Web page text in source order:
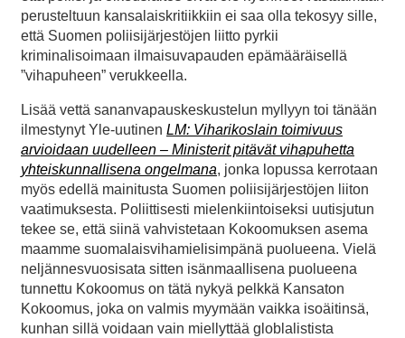
perusteltuun kansalaiskritiikkiin ei saa olla tekosyy sille,
että Suomen poliisijärjestöjen liitto pyrkii
kriminalisoimaan ilmaisuvapauden epämääräisellä
”vihapuheen” verukkeella.
Lisää vettä sananvapauskeskustelun myllyyn toi tänään
ilmestynyt Yle-uutinen LM: Viharikoslain toimivuus
arvioidaan uudelleen – Ministerit pitävät vihapuhetta
yhteiskunnallisena ongelmana, jonka lopussa kerrotaan
myös edellä mainitusta Suomen poliisijärjestöjen liiton
vaatimuksesta. Poliittisesti mielenkiintoiseksi uutisjutun
tekee se, että siinä vahvistetaan Kokoomuksen asema
maamme suomalaisvihamielisimpänä puolueena. Vielä
neljännesvuosisata sitten isänmaallisena puolueena
tunnettu Kokoomus on tätä nykyä pelkkä Kansaton
Kokoomus, joka on valmis myymään vaikka isoäitinsä,
kunhan sillä voidaan vain miellyttää globlalistista